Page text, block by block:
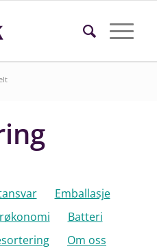
Emballasje
Batteri
Om oss